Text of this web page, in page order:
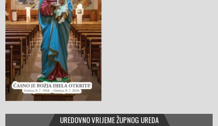
UREDOVNO VRIJEME ŽUPNOG UREDA